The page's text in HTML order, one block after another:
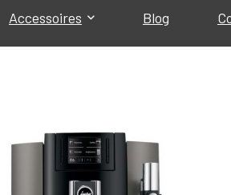
Accessoires Blog